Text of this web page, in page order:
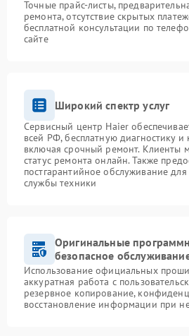
Точные прайс-листы,
ремонта, отсутствие скрытых
бесплатной консультации по
сайте
Широкий спектр услуг
Сервисный центр Haier
всей РФ, бесплатную диагностику и
включая срочный ремонт. Клиенты
статус ремонта онлайн. Также
постгарантийное обслуживание
службы техники
Оригинальные
безопасное
Использование официальных
аккуратная работа с
резервное копирование,
восстановление информации при